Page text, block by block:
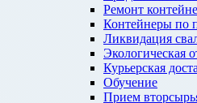
Ремонт
Контейнеры по
Ликвидация
Экологическая
Курьерская
Обучение
Прием